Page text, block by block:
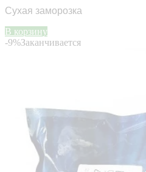
Сухая заморозка
В корзину
-9%Заканчивается